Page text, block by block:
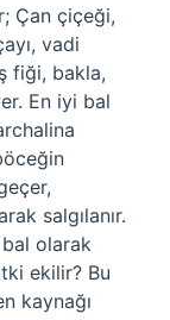
Çan çiçeği,
vadi
fiği, bakla,
En iyi bal
salgılanır.
olarak
ekilir? Bu
kaynağı